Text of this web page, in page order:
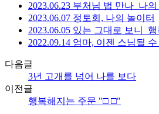
2023.06.23 부처님 법 만나_나
2023.06.07 정토회, 나의 놀이터
2023.06.05 있는 그대로 보니_
2022.09.14 엄마, 이젠 스님될
다음글
3년 고개를 넘어 나를 보다
이전글
행복해지는 주문 "□ □"